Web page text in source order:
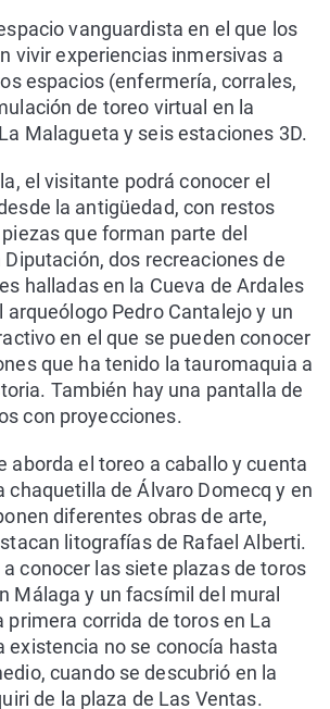
vanguardista en el que los
vivir experiencias inmersivas a
espacios (enfermería, corrales,
de toreo virtual en la
Malagueta y seis estaciones 3D.
el visitante podrá conocer el
la antigüedad, con restos
que forman parte del
dos recreaciones de
halladas en la Cueva de Ardales
arqueólogo Pedro Cantalejo y un
en el que se pueden conocer
que ha tenido la tauromaquia a
También hay una pantalla de
con proyecciones.
aborda el toreo a caballo y cuenta
chaquetilla de Álvaro Domecq y en
diferentes obras de arte,
litografías de Rafael Alberti.
conocer las siete plazas de toros
Málaga y un facsímil del mural
primera corrida de toros en La
existencia no se conocía hasta
cuando se descubrió en la
de la plaza de Las Ventas.